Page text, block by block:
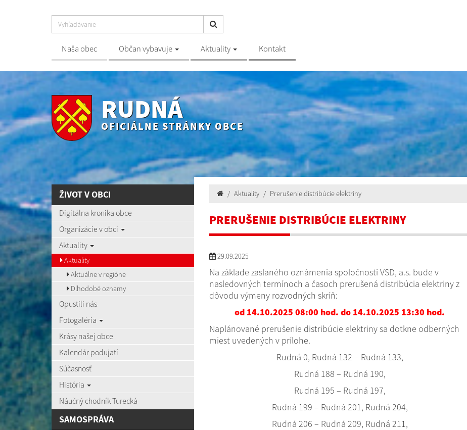
Naša obec Občan vybavuje Aktuality Kontakt
RUDNÁ
OFICIÁLNE STRÁNKY OBCE
ŽIVOT V OBCI
Digitálna kronika obce
Organizácie v obci
Aktuality
Aktuality
Aktuálne v regióne
Dlhodobé oznamy
Opustili nás
Fotogaléria
Krásy našej obce
Kalendár podujatí
Súčasnosť
História
Náučný chodník Turecká
SAMOSPRÁVA
Aktuality Prerušenie distribúcie elektriny
PRERUŠENIE DISTRIBÚCIE ELEKTRINY
29.09.2025
Na základe zaslaného oznámenia spoločnosti VSD, a.s. bude v
nasledovných termínoch a časoch prerušená distribúcia elektriny z
dôvodu výmeny rozvodných skríň:
od 14.10.2025 08:00 hod. do 14.10.2025 13:30 hod.
Naplánované prerušenie distribúcie elektriny sa dotkne odberných
miest uvedených v prílohe.
Rudná 0, Rudná 132 – Rudná 133,
Rudná 188 – Rudná 190,
Rudná 195 – Rudná 197,
Rudná 199 – Rudná 201, Rudná 204,
Rudná 206 – Rudná 209, Rudná 211,